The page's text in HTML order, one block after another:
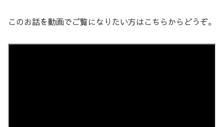
このお話を動画でご覧になりたい方はこちらからどうぞ。